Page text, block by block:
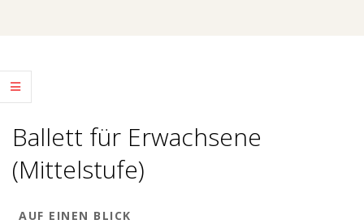
Ballett für Erwachsene
(Mittelstufe)
AUF EINEN BLICK